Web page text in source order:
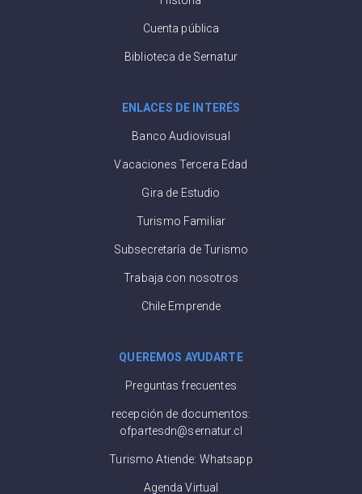
Cuenta pública
Biblioteca de Sernatur
ENLACES DE INTERÉS
Banco Audiovisual
Vacaciones Tercera Edad
Gira de Estudio
Turismo Familiar
Subsecretaría de Turismo
Trabaja con nosotros
Chile Emprende
QUEREMOS AYUDARTE
Preguntas frecuentes
recepción de documentos:
ofpartesdn@sernatur.cl
Turismo Atiende: Whatsapp
Agenda Virtual